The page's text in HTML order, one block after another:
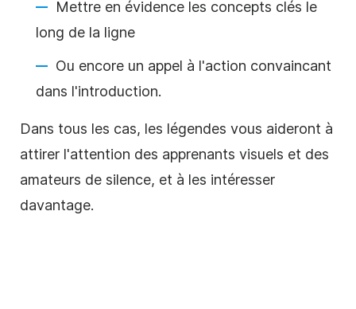
Mettre en évidence les concepts clés le
long de la ligne
Ou encore un appel à l'action convaincant
dans l'introduction.
Dans tous les cas, les légendes vous aideront à
attirer l'attention des apprenants visuels et des
amateurs de silence, et à les intéresser
davantage.